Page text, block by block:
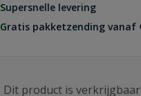
Supersnelle levering
Gratis pakketzending vanaf
Dit product is